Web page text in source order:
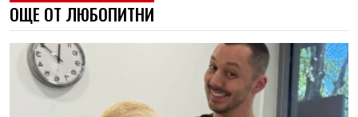
ОЩЕ ОТ ЛЮБОПИТНИ